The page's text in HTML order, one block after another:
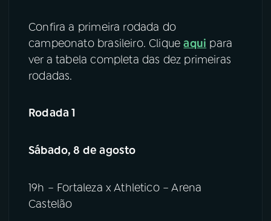
Confira a primeira rodada do
campeonato brasileiro. Cliqueaqui para
ver a tabela completa das dez primeiras
rodadas.
Rodada 1
Sábado, 8 de agosto
19h – Fortaleza x Athletico – Arena
Castelão